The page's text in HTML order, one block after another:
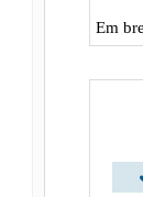
Em